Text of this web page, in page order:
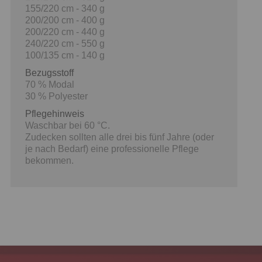
155/220 cm - 340 g
200/200 cm - 400 g
200/220 cm - 440 g
240/220 cm - 550 g
100/135 cm - 140 g
Bezugsstoff
70 % Modal
30 % Polyester
Pflegehinweis
Waschbar bei 60 °C.
Zudecken sollten alle drei bis fünf Jahre (oder
je nach Bedarf) eine professionelle Pflege
bekommen.